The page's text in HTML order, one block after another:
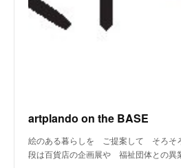
artplando on the BASE
絵のある暮らしを ご提案して そろそ
段は百貨店の企画展や 福祉団体との異